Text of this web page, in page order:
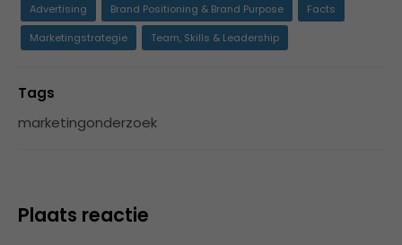
Advertising Brand Positioning & Brand Purpose
Facts
Marketingstrategie
Team, Skills & Leadership
Tags
marketingonderzoek
Plaats reactie